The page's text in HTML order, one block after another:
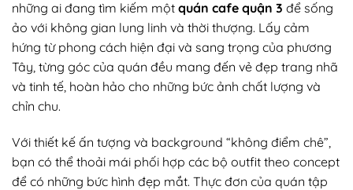
những ai đang tìm kiếm một quán cafe quận 3 để sống
ảo với không gian lung linh và thời thượng. Lấy cảm
hứng từ phong cách hiện đại và sang trọng của phương
Tây, từng góc của quán đều mang đến vẻ đẹp trang nhã
và tinh tế, hoàn hảo cho những bức ảnh chất lượng và
chỉn chu.
Với thiết kế ấn tượng và background “không điểm chê”,
bạn có thể thoải mái phối hợp các bộ outfit theo concept
để có những bức hình đẹp mắt. Thực đơn của quán tập